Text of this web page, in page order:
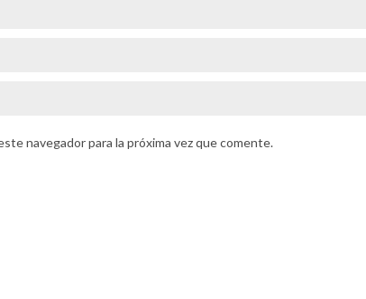
navegador para la próxima vez que comente.